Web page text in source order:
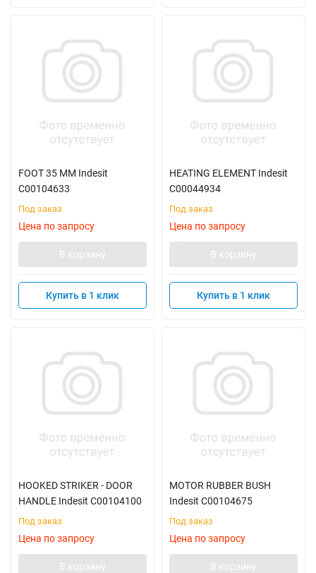
FOOT 35 MM Indesit
C00104633
Под заказ
Цена по запросу
В корзину
Купить в 1 клик
HEATING ELEMENT Indesit
C00044934
Под заказ
Цена по запросу
В корзину
Купить в 1 клик
HOOKED STRIKER - DOOR
HANDLE Indesit C00104100
Под заказ
Цена по запросу
В корзину
MOTOR RUBBER BUSH
Indesit C00104675
Под заказ
Цена по запросу
В корзину